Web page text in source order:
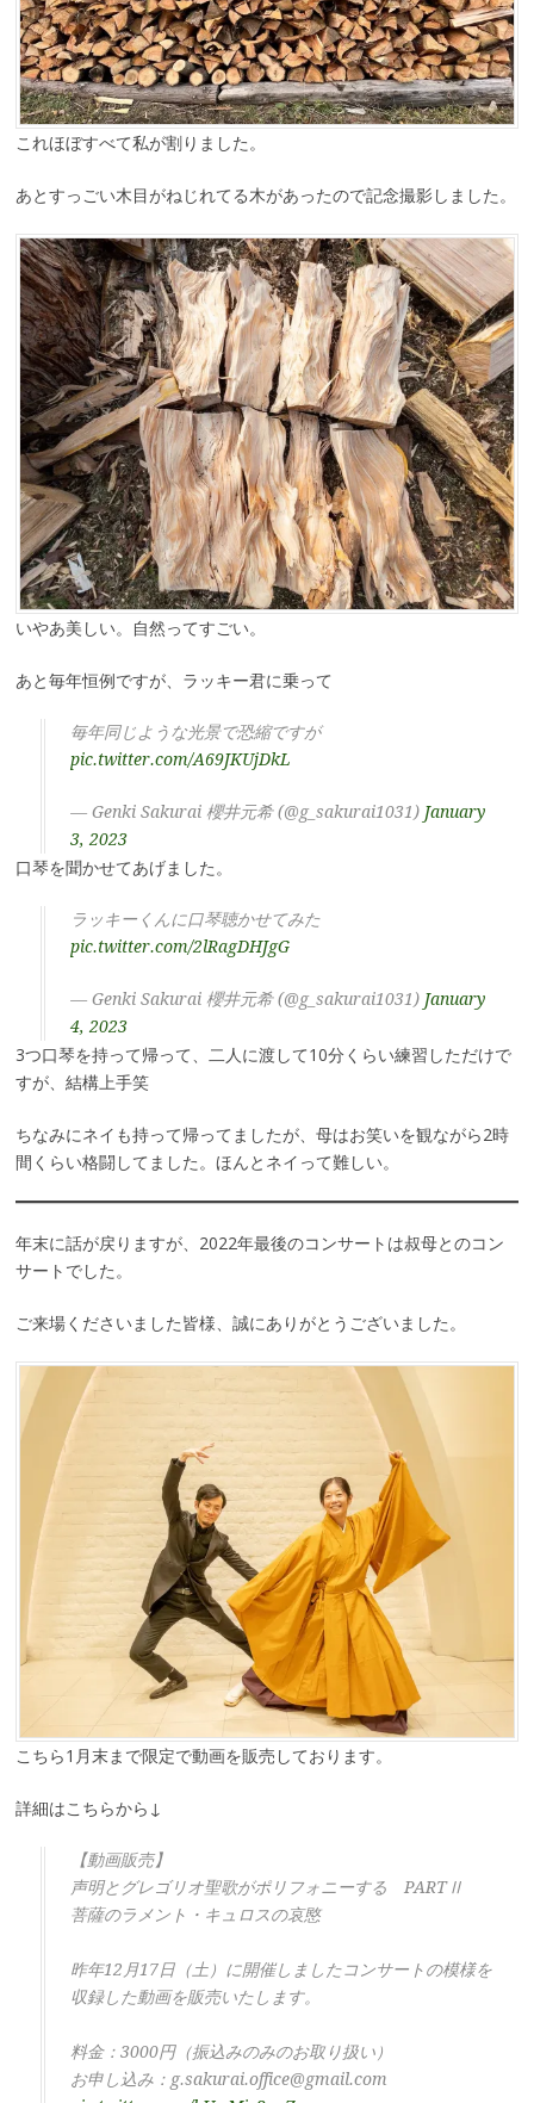
これほぼすべて私が割りました。
あとすっごい木目がねじれてる木があったので記念撮影しました。
いやあ美しい。自然ってすごい。
あと毎年恒例ですが、ラッキー君に乗って
毎年同じような光景で恐縮ですが
pic.twitter.com/A69JKUjDkL
— Genki Sakurai 櫻井元希 (@g_sakurai1031) January
3, 2023
口琴を聞かせてあげました。
ラッキーくんに口琴聴かせてみた
pic.twitter.com/2lRagDHJgG
— Genki Sakurai 櫻井元希 (@g_sakurai1031) January
4, 2023
3つ口琴を持って帰って、二人に渡して10分くらい練習しただけで
すが、結構上手笑
ちなみにネイも持って帰ってましたが、母はお笑いを観ながら2時
間くらい格闘してました。ほんとネイって難しい。
年末に話が戻りますが、2022年最後のコンサートは叔母とのコン
サートでした。
ご来場くださいました皆様、誠にありがとうございました。
こちら1月末まで限定で動画を販売しております。
詳細はこちらから↓
【動画販売】
声明とグレゴリオ聖歌がポリフォニーする PARTⅡ
菩薩のラメント・キュロスの哀愍
昨年12月17日（土）に開催しましたコンサートの模様を
収録した動画を販売いたします。
料金：3000円（振込みのみのお取り扱い）
お申し込み：g.sakurai.office@gmail.com